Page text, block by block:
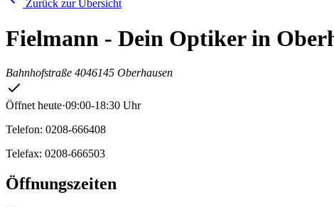
Zurück zur Übersicht
Fielmann - Dein Optiker in
Bahnhofstraße 4046145 Oberhausen
Öffnet heute·09:00-18:30 Uhr
Telefon: 0208-666408
Telefax: 0208-666503
Öffnungszeiten